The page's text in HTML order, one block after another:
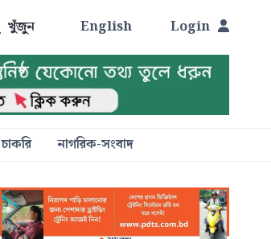
খুঁজুন English Login
চাকরি নাগরিক-সংবাদ